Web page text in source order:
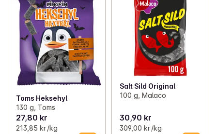
Toms Heksehyl
130 g, Toms
27,80 kr
213,85 kr /kg
Salt Sild Original
100 g, Malaco
30,90 kr
309,00 kr /kg